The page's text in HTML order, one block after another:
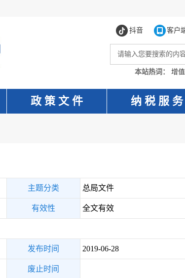
抖音 客户
本站热词： 增
政 策 文 件 纳 税 服 务
主题分类 总局文件
有效性 全文有效
发布时间 2019-06-28
废止时间